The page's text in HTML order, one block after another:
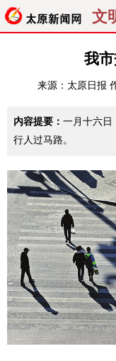
文
经济
纵横
看天下 晋
太原日报 太
我
来源： 太原日报
内容提要： 一月十六日
行人过马路。